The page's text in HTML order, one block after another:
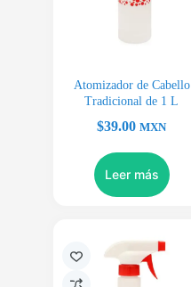
Atomizador de Cabello
Tradicional de 1 L
$39.00 MXN
Leer más